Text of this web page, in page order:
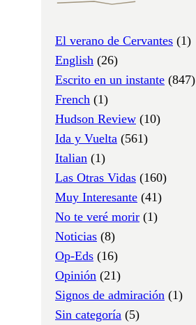
El verano de Cervantes (1)
English (26)
Escrito en un instante (847)
French (1)
Hudson Review (10)
Ida y Vuelta (561)
Italian (1)
Las Otras Vidas (160)
Muy Interesante (41)
No te veré morir (1)
Noticias (8)
Op-Eds (16)
Opinión (21)
Signos de admiración (1)
Sin categoría (5)